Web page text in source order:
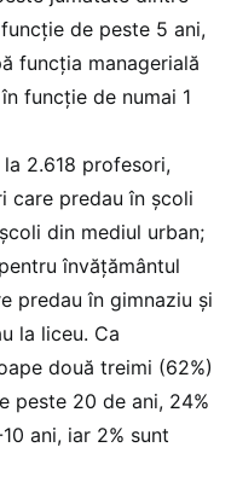
de peste 5 ani,
funcţia managerială
funcție de numai 1
2.618 profesori,
care predau în școli
din mediul urban;
învăţământul
predau în gimnaziu şi
la liceu. Ca
două treimi (62%)
peste 20 de ani, 24%
ani, iar 2% sunt